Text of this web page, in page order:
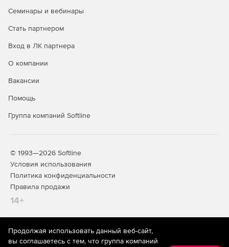
Семинары и вебинары
Стать партнером
Вход в ЛК партнера
О компании
Вакансии
Помощь
Группа компаний Softline
© 1993—2026 Softline
Условия использования
Политика конфиденциальности
Правила продажи
14+
На информационном ресурсе store.softline.ru применяются
рекомендательные технологии(информационные технологии
Продолжая использовать данный веб-сайт,
вы соглашаетесь с тем, что группа компаний